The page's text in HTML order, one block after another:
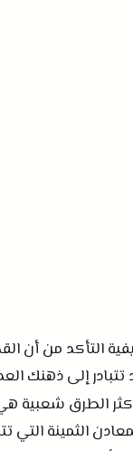
التأكد من أن
تتبادر إلى ذهنك
الطرق شعبية
الثمينة